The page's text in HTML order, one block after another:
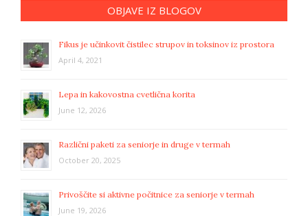
OBJAVE IZ BLOGOV
Fikus je učinkovit čistilec strupov in toksinov iz prostora
April 4, 2021
Lepa in kakovostna cvetlična korita
June 12, 2026
Različni paketi za seniorje in druge v termah
October 20, 2025
Privoščite si aktivne počitnice za seniorje v termah
June 19, 2026